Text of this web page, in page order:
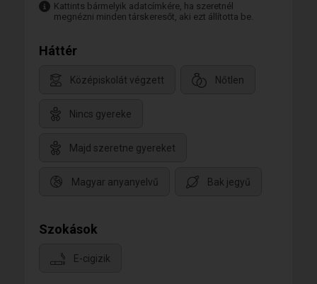
Kattints bármelyik adatcímkére, ha szeretnél
megnézni minden társkeresőt, aki ezt állította be.
Háttér
Középiskolát végzett Nőtlen
Nincs gyereke
Majd szeretne gyereket
Magyar anyanyelvű Bak jegyű
Szokások
E-cigizik